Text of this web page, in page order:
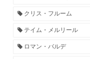
クリス・フルーム
テイム・メルリール
ロマン・バルデ